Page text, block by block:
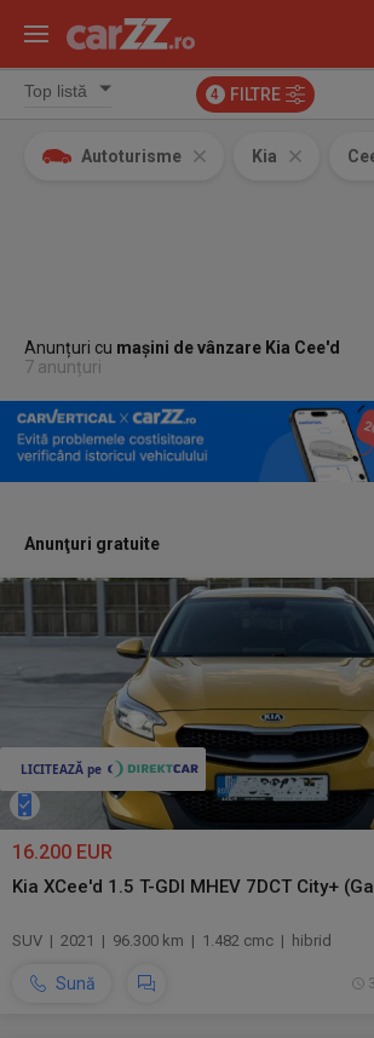
4 FILTRE
Autoturisme Kia
Anunțuri cu mașini de vânzare Kia Cee'd
7 anunțuri
Anunţuri gratuite
16.200 EUR
Kia XCee'd 1.5 T-GDI MHEV 7DCT City+
SUV | 2021 | 96.300 km | 1.482 cmc | hibrid
Sună